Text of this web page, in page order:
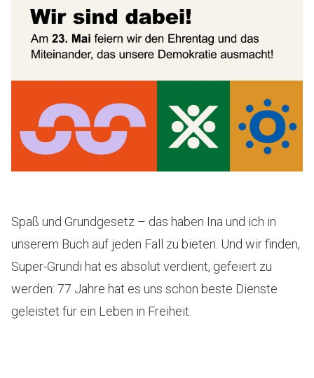
Spaß und Grundgesetz – das haben Ina und ich in
unserem Buch auf jeden Fall zu bieten. Und wir finden,
Super-Grundi hat es absolut verdient, gefeiert zu
werden: 77 Jahre hat es uns schon beste Dienste
geleistet für ein Leben in Freiheit.